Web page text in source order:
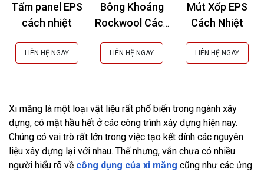
Tấm panel EPS
cách nhiệt
LIÊN HỆ NGAY
Bông Khoáng
Rockwool Cách
Chống Cháy
LIÊN HỆ NGAY
Mút Xốp EPS
Cách Nhiệt
LIÊN HỆ NGAY
Xi măng là một loại vật liệu rất phổ biến trong ngành xây
dựng, có mặt hầu hết ở các công trình xây dựng hiện nay.
Chúng có vai trò rất lớn trong việc tạo kết dính các nguyên
liệu xây dựng lại với nhau. Thế nhưng, vẫn chưa có nhiều
người hiểu rõ về công dụng của xi măng cũng như các ứng